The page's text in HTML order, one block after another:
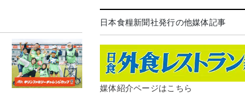
日本食糧新聞社発行の他媒体記事
媒体紹介ページはこちら